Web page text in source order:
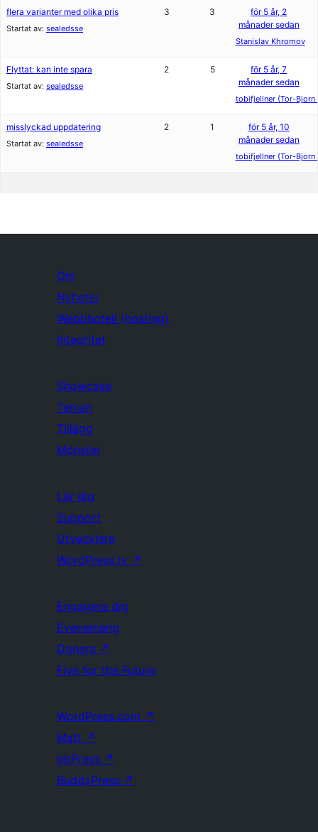
flera varianter med olika pris
Startat av: sealedsse
3 3
för 5 år, 2
månader sedan
Stanislav Khromov
Flyttat: kan inte spara
Startat av: sealedsse
2 5
för 5 år, 7
månader sedan
tobifjellner (Tor-Bjorn
misslyckad uppdatering
Startat av: sealedsse
2 1
för 5 år, 10
månader sedan
tobifjellner (Tor-Bjorn
Om
Nyheter
Webbhotell (hosting)
Integritet
Showcase
Teman
Tillägg
Mönster
Lär dig
Support
Utvecklare
WordPress.tv ↗
Engagera dig
Evenemang
Donera ↗
Five for the Future
WordPress.com ↗
Matt ↗
bbPress ↗
BuddyPress ↗